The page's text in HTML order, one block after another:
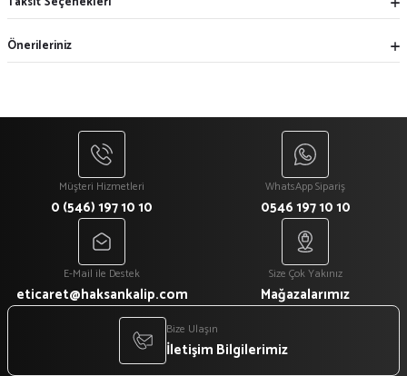
Önerileriniz
Müşteri Hizmetleri
0 (546) 197 10 10
WhatsApp Sipariş
0546 197 10 10
E-Mail ile Destek
eticaret@haksankalip.com
Size Çok Yakınız
Mağazalarımız
Bize Ulaşın
İletişim Bilgilerimiz